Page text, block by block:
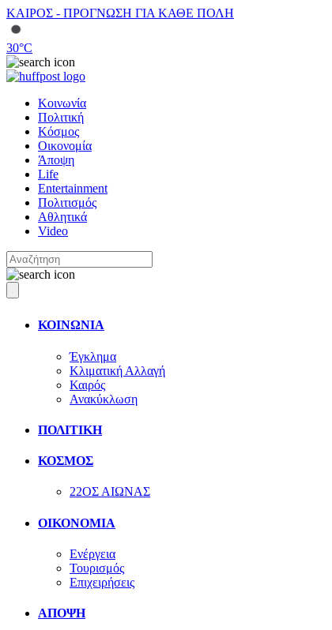
ΚΑΙΡΟΣ - ΠΡΟΓΝΩΣΗ ΓΙΑ ΚΑΘΕ ΠΟΛΗ
30°C
Κοινωνία
Πολιτική
Κόσμος
Οικονομία
Άποψη
Life
Entertainment
Πολιτισμός
Αθλητικά
Video
ΚΟΙΝΩΝΙΑ
Έγκλημα
Κλιματική Αλλαγή
Καιρός
Ανακύκλωση
ΠΟΛΙΤΙΚΗ
ΚΟΣΜΟΣ
22ΟΣ ΑΙΩΝΑΣ
ΟΙΚΟΝΟΜΙΑ
Ενέργεια
Τουρισμός
Επιχειρήσεις
ΑΠΟΨΗ